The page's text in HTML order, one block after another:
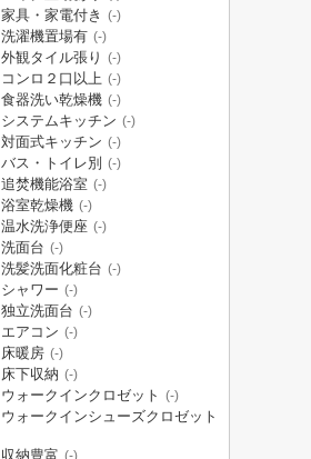
家具・家電付き (-)
洗濯機置場有 (-)
外観タイル張り (-)
コンロ２口以上 (-)
食器洗い乾燥機 (-)
システムキッチン (-)
対面式キッチン (-)
バス・トイレ別 (-)
追焚機能浴室 (-)
浴室乾燥機 (-)
温水洗浄便座 (-)
洗面台 (-)
洗髪洗面化粧台 (-)
シャワー (-)
独立洗面台 (-)
エアコン (-)
床暖房 (-)
床下収納 (-)
ウォークインクロゼット (-)
ウォークインシューズクロゼット
収納豊富 (-)